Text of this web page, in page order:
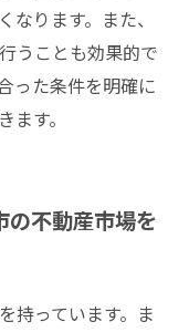
ります。また、
うことも効果的で
った条件を明確に
す。
の不動産市場を
持っています。ま